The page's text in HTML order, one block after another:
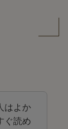
はよか
ぐ読め